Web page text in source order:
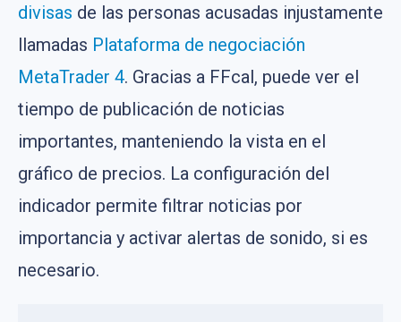
divisas de las personas acusadas injustamente
llamadas Plataforma de negociación
MetaTrader 4. Gracias a FFcal, puede ver el
tiempo de publicación de noticias
importantes, manteniendo la vista en el
gráfico de precios. La configuración del
indicador permite filtrar noticias por
importancia y activar alertas de sonido, si es
necesario.